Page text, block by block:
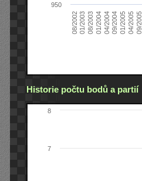
08/200201/200308/200301/200404/200409/200401/200504/200509/2005
950
Historie počtu bodů a partií
7
8